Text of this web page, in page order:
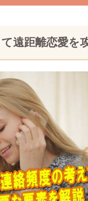
遠距離恋愛を